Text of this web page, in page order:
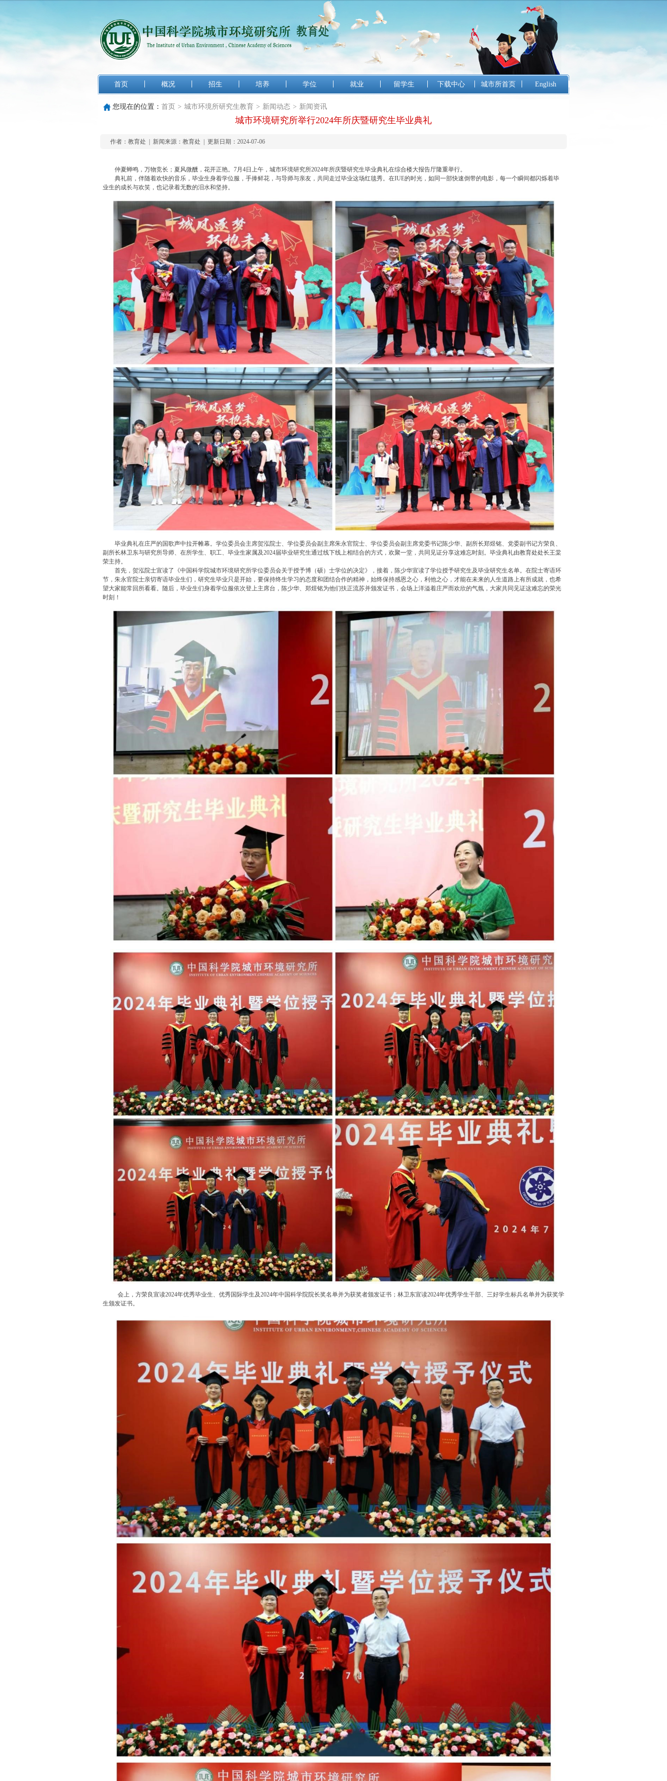
首页 概况 招生 培养 学位 就业 留学生 下载中心 城市所首页 English
您现在的位置： 首页 > 城市环境所研究生教育 > 新闻动态 > 新闻资讯
城市环境研究所举行2024年所庆暨研究生毕业典礼
作者：教育处 | 新闻来源：教育处 | 更新日期：2024-07-06
仲夏蝉鸣，万物竞长；夏风微醺，花开正艳。7月4日上午，城市环境研究所2024年所庆暨研究生毕业典礼在综合楼大报告厅隆重举行。
典礼前，伴随着欢快的音乐，毕业生身着学位服，手捧鲜花，与导师与亲友，共同走过毕业这场红毯秀。在IUE的时光，如同一部快速倒带的电影，每一个瞬间都闪烁着毕
业生的成长与欢笑，也记录着无数的泪水和坚持。
毕业典礼在庄严的国歌声中拉开帷幕。学位委员会主席贺泓院士、学位委员会副主席朱永官院士、学位委员会副主席党委书记陈少华、副所长郑煜铭、党委副书记方荣良、
副所长林卫东与研究所导师、在所学生、职工、毕业生家属及2024届毕业研究生通过线下线上相结合的方式，欢聚一堂，共同见证分享这难忘时刻。毕业典礼由教育处处长王棠
荣主持。
首先，贺泓院士宣读了《中国科学院城市环境研究所学位委员会关于授予博（硕）士学位的决定》，接着，陈少华宣读了学位授予研究生及毕业研究生名单。在院士寄语环
节，朱永官院士亲切寄语毕业生们，研究生毕业只是开始，要保持终生学习的态度和团结合作的精神，始终保持感恩之心，利他之心，才能在未来的人生道路上有所成就，也希
望大家能常回所看看。随后，毕业生们身着学位服依次登上主席台，陈少华、郑煜铭为他们扶正流苏并颁发证书，会场上洋溢着庄严而欢欣的气氛，大家共同见证这难忘的荣光
时刻！
会上，方荣良宣读2024年优秀毕业生、优秀国际学生及2024年中国科学院院长奖名单并为获奖者颁发证书；林卫东宣读2024年优秀学生干部、三好学生标兵名单并为获奖学
生颁发证书。